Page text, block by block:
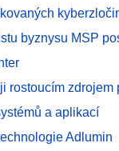
byznysu MSP
rostoucím zdrojem
a aplikací
Adlumin